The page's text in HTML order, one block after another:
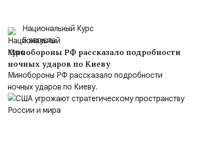
Национальный Курс
5 августа
Минобороны РФ рассказало подробности
ночных ударов по Киеву
Минобороны РФ рассказало подробности
ночных ударов по Киеву.